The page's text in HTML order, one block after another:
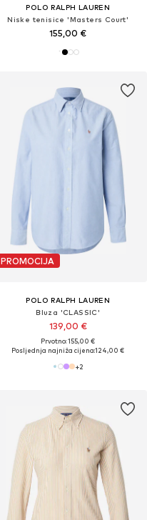
POLO RALPH LAUREN
Niske tenisice 'Masters Court'
155,00 €
PROMOCIJA
POLO RALPH LAUREN
Bluza 'CLASSIC'
139,00 €
Prvotno: 155,00 €
Posljednja najniža cijena:124,00 €
+2